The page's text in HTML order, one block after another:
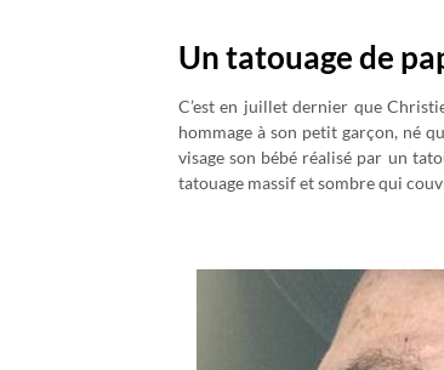
Un tatouage de
C’est en juillet dernier que
hommage à son petit garçon, né
visage son bébé réalisé par un
tatouage massif et sombre qui